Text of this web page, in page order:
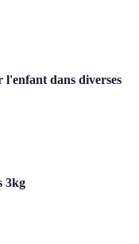
l'enfant dans diverses
3kg